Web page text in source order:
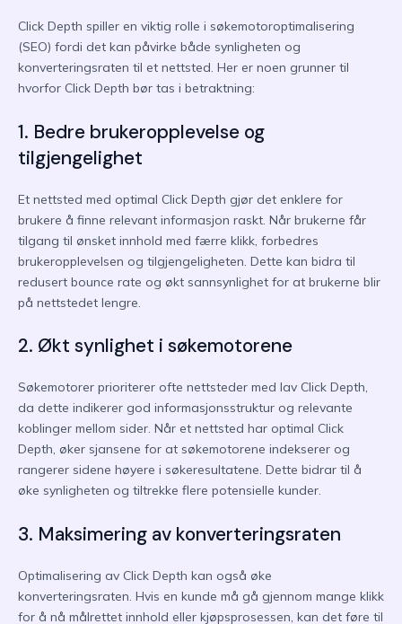
Click Depth spiller en viktig rolle i søkemotoroptimalisering
(SEO) fordi det kan påvirke både synligheten og
konverteringsraten til et nettsted. Her er noen grunner til
hvorfor Click Depth bør tas i betraktning:
1. Bedre brukeropplevelse og
tilgjengelighet
Et nettsted med optimal Click Depth gjør det enklere for
brukere å finne relevant informasjon raskt. Når brukerne får
tilgang til ønsket innhold med færre klikk, forbedres
brukeropplevelsen og tilgjengeligheten. Dette kan bidra til
redusert bounce rate og økt sannsynlighet for at brukerne blir
på nettstedet lengre.
2. Økt synlighet i søkemotorene
Søkemotorer prioriterer ofte nettsteder med lav Click Depth,
da dette indikerer god informasjonsstruktur og relevante
koblinger mellom sider. Når et nettsted har optimal Click
Depth, øker sjansene for at søkemotorene indekserer og
rangerer sidene høyere i søkeresultatene. Dette bidrar til å
øke synligheten og tiltrekke flere potensielle kunder.
3. Maksimering av konverteringsraten
Optimalisering av Click Depth kan også øke
konverteringsraten. Hvis en kunde må gå gjennom mange klikk
for å nå målrettet innhold eller kjøpsprosessen, kan det føre til